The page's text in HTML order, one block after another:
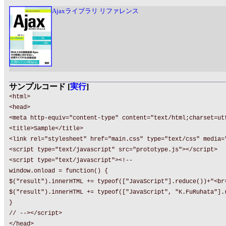
Ajaxライブラリ リファレンス
サンプルコード [実行]
<html>
<head>
<meta http-equiv="content-type" content="text/
<title>Sample</title>
<link rel="stylesheet" href="main.css" type="text/css"
<script type="text/javascript" src="prototype.js"></script>
<script type="text/javascript"><!--
window.onload = function() {
$("result").innerHTML +=
$("result").innerHTML += typeof(["JavaScript",
}
// --></script>
</head>